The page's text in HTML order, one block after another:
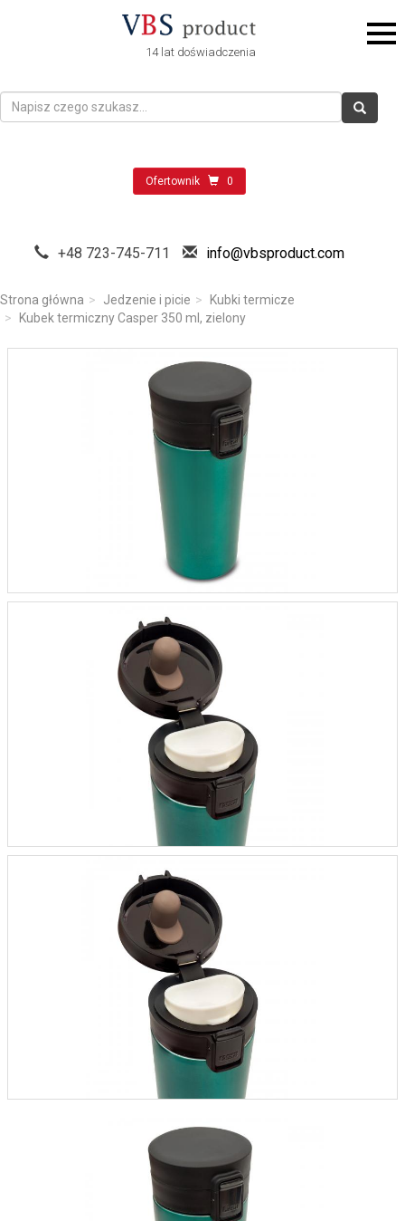
14 lat doświadczenia
Ofertownik 0
+48 723-745-711 info@vbsproduct.com
Strona główna Jedzenie i picie
Kubki termicze
Kubek termiczny Casper 350 ml, zielony